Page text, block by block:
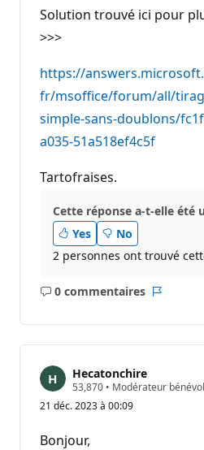
Solution trouvé ici pour
>>>
https://
fr/msoffice/forum/all/
simple-sans-doublons/
a035-51a518ef4c5f
Tartofraises.
Cette réponse a-t-elle été
Yes
No
2 personnes ont trouvé
0 commentaires
Aucun
Hecatonchire
53,870 P• Modérateur
21 déc. 2023 à 00:09
Bonjour,